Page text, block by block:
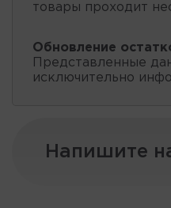
товары проходит
Обновление
Представленные
исключительно
Напишите